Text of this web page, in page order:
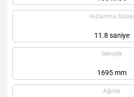
Hızlanma Süresi
11.8 saniye
Genişlik
1695 mm
Ağırlık